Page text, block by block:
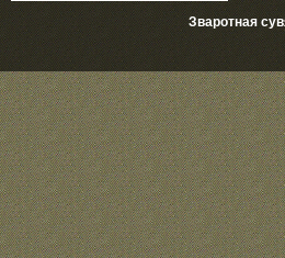
Зваротная